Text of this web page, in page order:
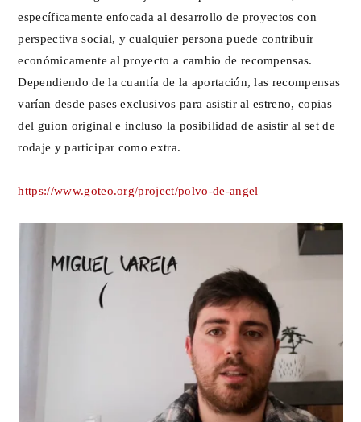
específicamente enfocada al desarrollo de proyectos con
perspectiva social, y cualquier persona puede contribuir
económicamente al proyecto a cambio de recompensas.
Dependiendo de la cuantía de la aportación, las recompensas
varían desde pases exclusivos para asistir al estreno, copias
del guion original e incluso la posibilidad de asistir al set de
rodaje y participar como extra.
https://www.goteo.org/project/polvo-de-angel